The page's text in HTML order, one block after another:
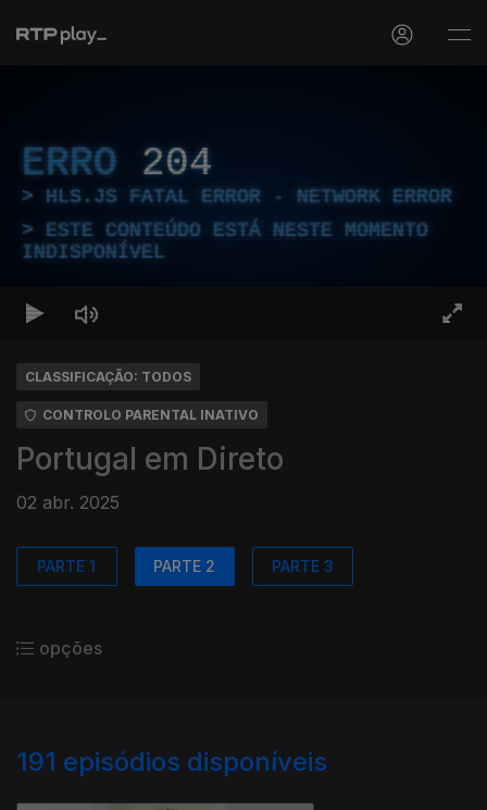
ERRO 204
HLS.JS FATAL ERROR - NETWORK ERROR
ESTE CONTEÚDO ESTÁ NESTE MOMENTO
INDISPONÍVEL
CLASSIFICAÇÃO: TODOS
CONTROLO PARENTAL INATIVO
Portugal em Direto
02 abr. 2025
PARTE 1 PARTE 2 PARTE 3
opções
191 episódios disponíveis